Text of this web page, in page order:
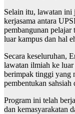
Selain itu, lawatan ini
kerjasama antara
pembangunan
luar kampus dan hal
Secara keseluruhan,
lawatan ilmiah ke luar
berimpak tinggi yang
pembentukan
Program ini telah
dan kemasyarakatan